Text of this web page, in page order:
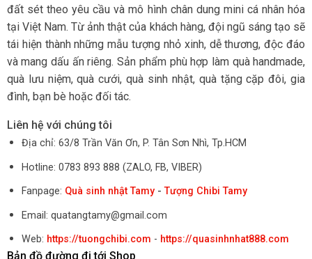
đất sét theo yêu cầu và mô hình chân dung mini cá nhân hóa
tại Việt Nam. Từ ảnh thật của khách hàng, đội ngũ sáng tạo sẽ
tái hiện thành những mẫu tượng nhỏ xinh, dễ thương, độc đáo
và mang dấu ấn riêng. Sản phẩm phù hợp làm quà handmade,
quà lưu niệm, quà cưới, quà sinh nhật, quà tặng cặp đôi, gia
đình, bạn bè hoặc đối tác.
Liên hệ với chúng tôi
Địa chỉ: 63/8 Trần Văn Ơn, P. Tân Sơn Nhì, Tp.HCM
Hotline: 0783 893 888 (ZALO, FB, VIBER)
Fanpage: Quà sinh nhật Tamy-Tượng Chibi Tamy
Email: quatangtamy@gmail.com
Web: https://tuongchibi.com - https://quasinhnhat888.com
Bản đồ đường đi tới Shop